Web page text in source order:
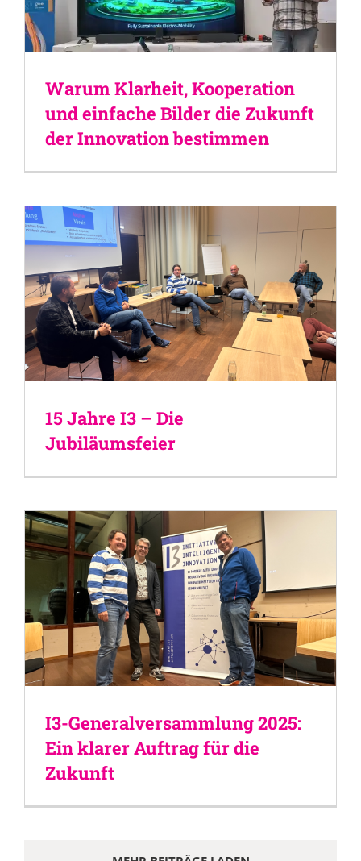
Warum Klarheit, Kooperation
und einfache Bilder die Zukunft
der Innovation bestimmen
15 Jahre I3 – Die
Jubiläumsfeier
I3-Generalversammlung 2025:
Ein klarer Auftrag für die
Zukunft